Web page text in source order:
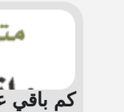
كم باقي